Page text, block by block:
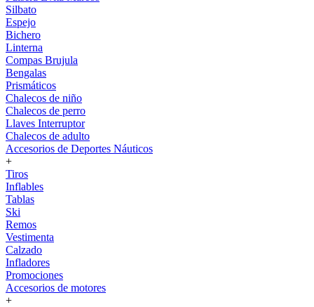
Silbato
Espejo
Bichero
Linterna
Compas Brujula
Bengalas
Prismáticos
Chalecos de niño
Chalecos de perro
Llaves Interruptor
Chalecos de adulto
Accesorios de Deportes Náuticos
+
Tiros
Inflables
Tablas
Ski
Remos
Vestimenta
Calzado
Infladores
Promociones
Accesorios de motores
+